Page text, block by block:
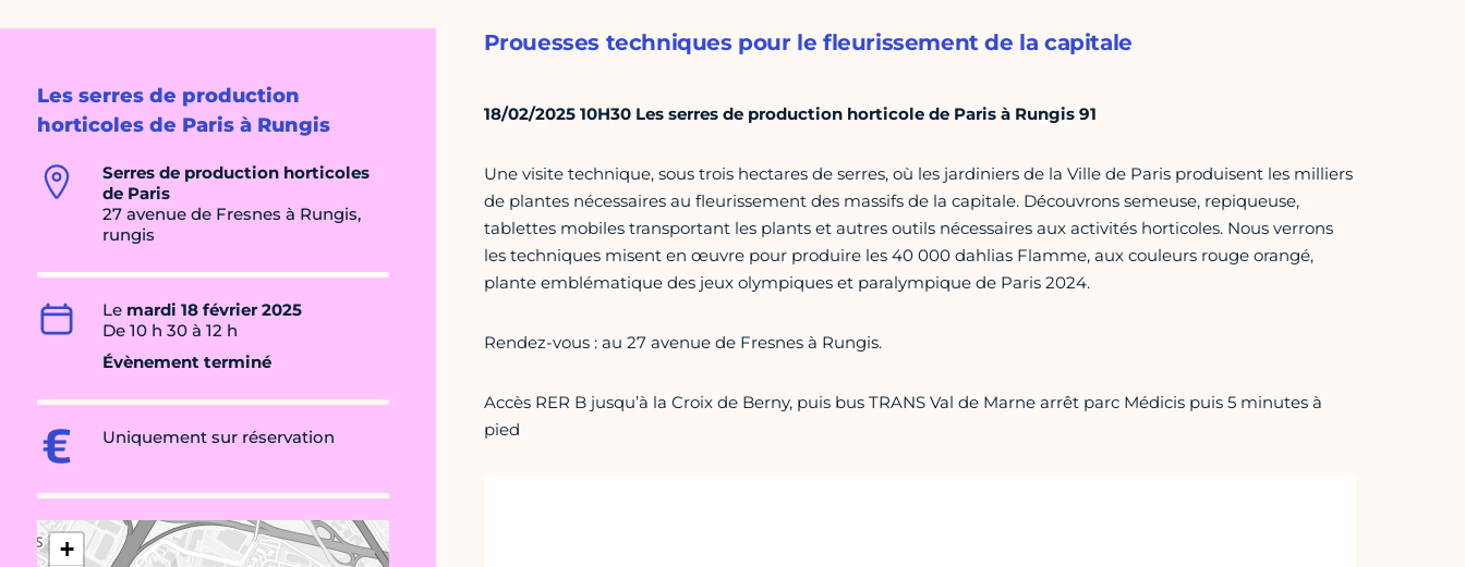
Les serres de production
horticoles de Paris à Rungis
Serres de production horticoles
de Paris
27 avenue de Fresnes à Rungis,
rungis
Le mardi 18 février 2025
De 10 h 30 à 12 h
Évènement terminé
Uniquement sur réservation
+
Prouesses techniques pour le fleurissement de la capitale
18/02/2025 10H30 Les serres de production horticole de Paris à Rungis 91
Une visite technique, sous trois hectares de serres, où les jardiniers de la Ville de Paris produisent les milliers
de plantes nécessaires au fleurissement des massifs de la capitale. Découvrons semeuse, repiqueuse,
tablettes mobiles transportant les plants et autres outils nécessaires aux activités horticoles. Nous verrons
les techniques misent en œuvre pour produire les 40 000 dahlias Flamme, aux couleurs rouge orangé,
plante emblématique des jeux olympiques et paralympique de Paris 2024.
Rendez-vous : au 27 avenue de Fresnes à Rungis.
Accès RER B jusqu’à la Croix de Berny, puis bus TRANS Val de Marne arrêt parc Médicis puis 5 minutes à
pied